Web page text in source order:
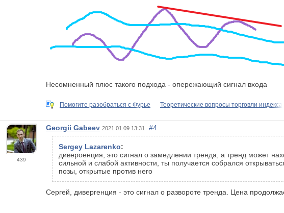
Несомненный плюс такого подхода - опережающий сигнал входа
Помогите разобраться с Фурье Теоретические вопросы торговли индекса
439
Georgii Gabeev 2021.01.09 13:31 #4
Sergey Lazarenko:
дивероенция, это сигнал о замедлении тренда, а тренд может
сильной и слабой активности, ты получается собрался
позы, открытые против него
Сергей, дивергенция - это сигнал о развороте тренда. Цена